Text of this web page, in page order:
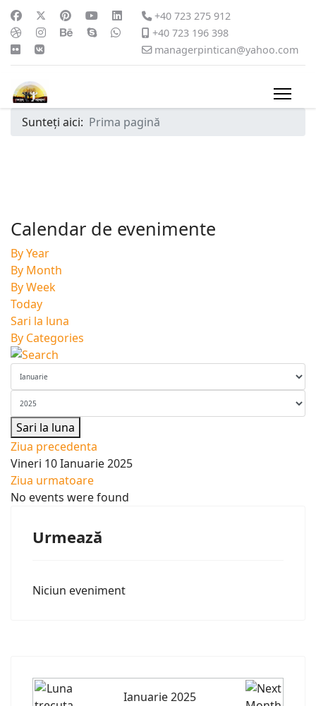
+40 723 275 912
+40 723 196 398
managerpintican@yahoo.com
Sunteți aici: Prima pagină
Calendar de evenimente
By Year
By Month
By Week
Today
Sari la luna
By Categories
Sari la luna
Ziua precedenta
Vineri 10 Ianuarie 2025
Ziua urmatoare
No events were found
Urmează
Niciun eveniment
Ianuarie 2025